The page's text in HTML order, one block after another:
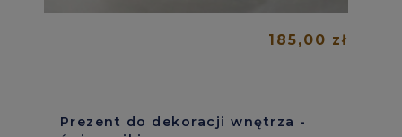
185,00 zł
Prezent do dekoracji wnętrza -